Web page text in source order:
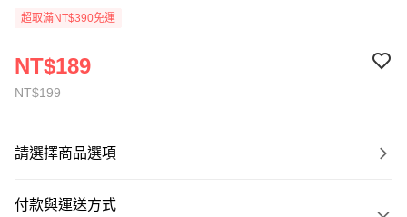
超取滿NT$390免運
NT$199
NT$189
請選擇商品選項
付款與運送方式